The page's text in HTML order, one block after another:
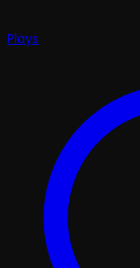
Plays